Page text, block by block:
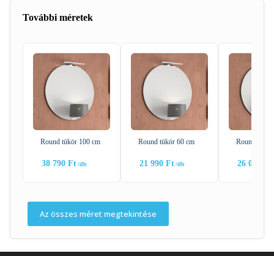
További méretek
Round tükör 100 cm
38 790Ft
Round tükör 60 cm
21 990Ft
Round tükör
26 090
Az összes méret megtekintése